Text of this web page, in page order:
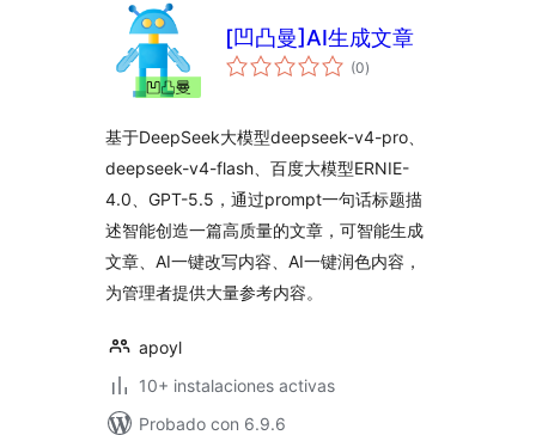
[凹凸曼]AI生成文章
(0total
de
)
基于DeepSeek大模型deepseek-v4-pro、
deepseek-v4-flash、百度大模型ERNIE-
4.0、GPT-5.5，通过prompt一句话标题描
述智能创造一篇高质量的文章，可智能生成
文章、AI一键改写内容、AI一键润色内容，
为管理者提供大量参考内容。
apoyl
10+ instalaciones activas
Probado con 6.9.6